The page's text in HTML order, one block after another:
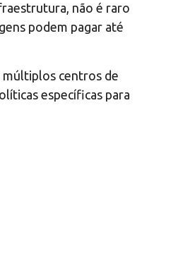
não é raro
podem pagar até
múltiplos centros de
específicas para